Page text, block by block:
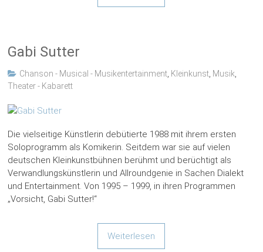
Gabi Sutter
Chanson - Musical - Musikentertainment Kleinkunst Musik
Theater - Kabarett
Die vielseitige Künstlerin debütierte 1988 mit ihrem ersten
Soloprogramm als Komikerin. Seitdem war sie auf vielen
deutschen Kleinkunstbühnen berühmt und berüchtigt als
Verwandlungskünstlerin und Allroundgenie in Sachen Dialekt
und Entertainment. Von 1995 – 1999, in ihren Programmen
„Vorsicht, Gabi Sutter!“
Weiterlesen